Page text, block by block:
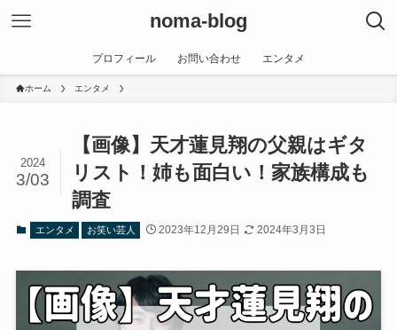
noma-blog
プロフィール お問い合わせ エンタメ
ホーム エンタメ
【画像】天才蓮見翔の父親はギタ
リスト！姉も面白い！家族構成も
調査
2024
3/03
エンタメ お笑い芸人 2023年12月29日 2024年3月3日